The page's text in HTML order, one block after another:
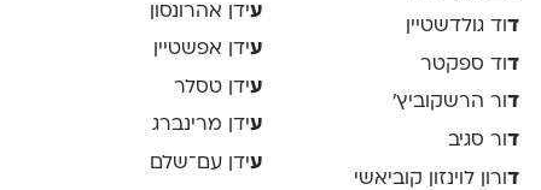
דוד גולדשטיין
דוד ספקטר
דור הרשקוביץ׳
דור סגיב
דורון לוינזון קוביאשי
עידן אהרונסון
עידן אפשטיין
עידן טסלר
עידן מרינברג
עידן עם־שלם